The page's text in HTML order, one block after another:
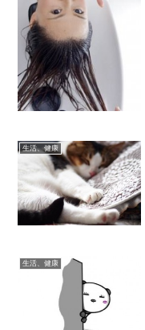
生活、健康
生活、健康